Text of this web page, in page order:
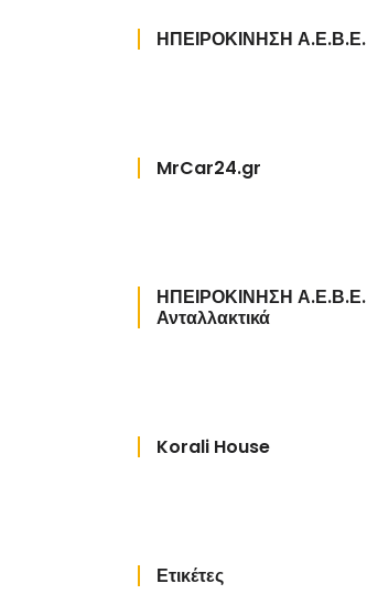
ΗΠΕΙΡΟΚΙΝΗΣΗ Α.Ε.Β.Ε.
MrCar24.gr
ΗΠΕΙΡΟΚΙΝΗΣΗ Α.Ε.Β.Ε.
Ανταλλακτικά
Korali House
Ετικέτες